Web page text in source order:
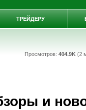
Просмотров: 404.9K(2
и
ТРЕЙДЕРУ